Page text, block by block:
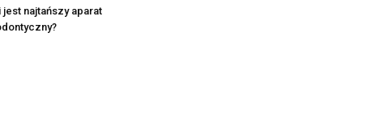
jest najtańszy aparat